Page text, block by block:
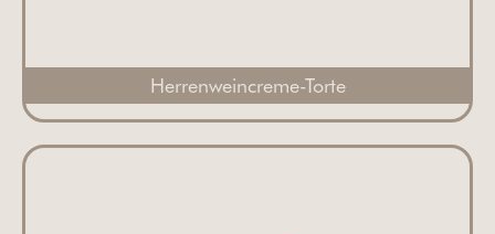
Herrenweincreme-Torte